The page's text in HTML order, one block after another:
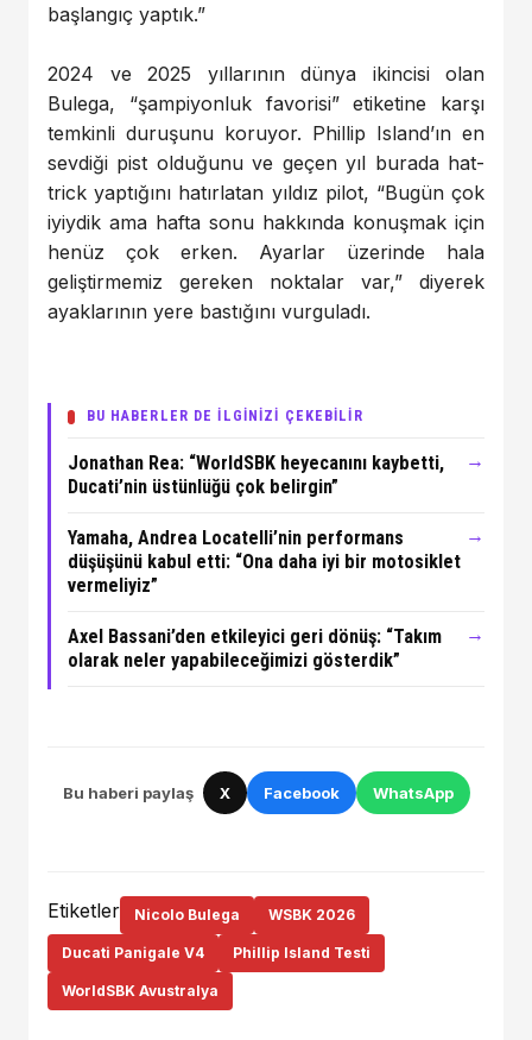
başlangıç yaptık.”
2024 ve 2025 yıllarının dünya ikincisi olan
Bulega, “şampiyonluk favorisi” etiketine karşı
temkinli duruşunu koruyor. Phillip Island’ın en
sevdiği pist olduğunu ve geçen yıl burada hat-
trick yaptığını hatırlatan yıldız pilot, “Bugün çok
iyiydik ama hafta sonu hakkında konuşmak için
henüz çok erken. Ayarlar üzerinde hala
geliştirmemiz gereken noktalar var,” diyerek
ayaklarının yere bastığını vurguladı.
BU HABERLER DE İLGİNİZİ ÇEKEBİLİR
Jonathan Rea: “WorldSBK heyecanını kaybetti,
Ducati’nin üstünlüğü çok belirgin”
→
Yamaha, Andrea Locatelli’nin performans
düşüşünü kabul etti: “Ona daha iyi bir motosiklet
vermeliyiz”
→
Axel Bassani’den etkileyici geri dönüş: “Takım
olarak neler yapabileceğimizi gösterdik”
→
Bu haberi paylaş X Facebook WhatsApp
Etiketler Nicolo Bulega WSBK 2026
Ducati Panigale V4 Phillip Island Testi
WorldSBK Avustralya